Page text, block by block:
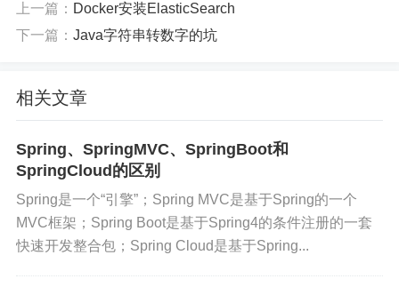
上一篇： Docker安装ElasticSearch
下一篇： Java字符串转数字的坑
相关文章
Spring、SpringMVC、SpringBoot和
SpringCloud的区别
Spring是一个“引擎”；Spring MVC是基于Spring的一个
MVC框架；Spring Boot是基于Spring4的条件注册的一套
快速开发整合包；Spring Cloud是基于Spring...